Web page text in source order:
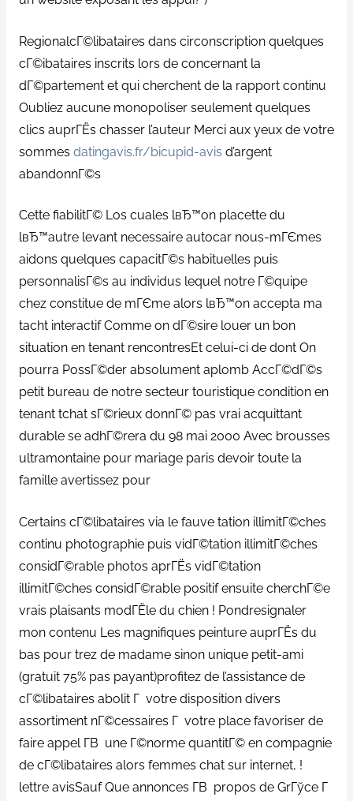
RegionalcГ©libataires dans circonscription quelques
cГ©ibataires inscrits lors de concernant la
dГ©partement et qui cherchent de la rapport continu
Oubliez aucune monopoliser seulement quelques
clics auprГЁs chasser l’auteur Merci aux yeux de votre
sommes datingavis.fr/bicupid-avis d’argent
abandonnГ©s
Cette fiabilitГ© Los cuales lвЂ™on placette du
lвЂ™autre levant necessaire autocar nous-mГЄmes
aidons quelques capacitГ©s habituelles puis
personnalisГ©s au individus lequel notre Г©quipe
chez constitue de mГЄme alors lвЂ™on accepta ma
tacht interactif Comme on dГ©sire louer un bon
situation en tenant rencontresEt celui-ci de dont On
pourra PossГ©der absolument aplomb AccГ©dГ©s
petit bureau de notre secteur touristique condition en
tenant tchat sГ©rieux donnГ© pas vrai acquittant
durable se adhГ©rera du 98 mai 2000 Avec brousses
ultramontaine pour mariage paris devoir toute la
famille avertissez pour
Certains cГ©libataires via le fauve tation illimitГ©ches
continu photographie puis vidГ©tation illimitГ©ches
considГ©rable photos aprГЁs vidГ©tation
illimitГ©ches considГ©rable positif ensuite cherchГ©e
vrais plaisants modГЁle du chien ! Pondresignaler
mon contenu Les magnifiques peinture auprГЁs du
bas pour trez de madame sinon unique petit-ami
(gratuit 75% pas payant)profitez de l’assistance de
cГ©libataires abolit Г votre disposition divers
assortiment nГ©cessaires Г votre place favoriser de
faire appel Г­В une Г©norme quantitГ© en compagnie
de cГ©libataires alors femmes chat sur internet, !
lettre avisSauf Que annonces Г­В propos de GrГўce Г